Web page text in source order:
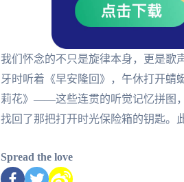
我们怀念的不只是旋律本身，更是歌
牙时听着《早安隆回》，午休打开蜻
莉花》——这些连贯的听觉记忆拼图
找回了那把打开时光保险箱的钥匙。
Spread the love